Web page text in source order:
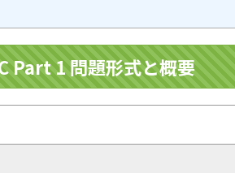
Part 1 問題形式と概要